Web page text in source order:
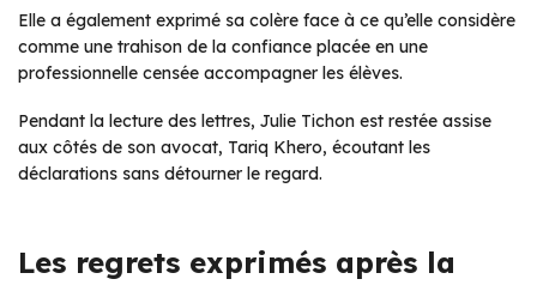
Elle a également exprimé sa colère face à ce qu’elle considère
comme une trahison de la confiance placée en une
professionnelle censée accompagner les élèves.
Pendant la lecture des lettres, Julie Tichon est restée assise
aux côtés de son avocat, Tariq Khero, écoutant les
déclarations sans détourner le regard.
Les regrets exprimés après la